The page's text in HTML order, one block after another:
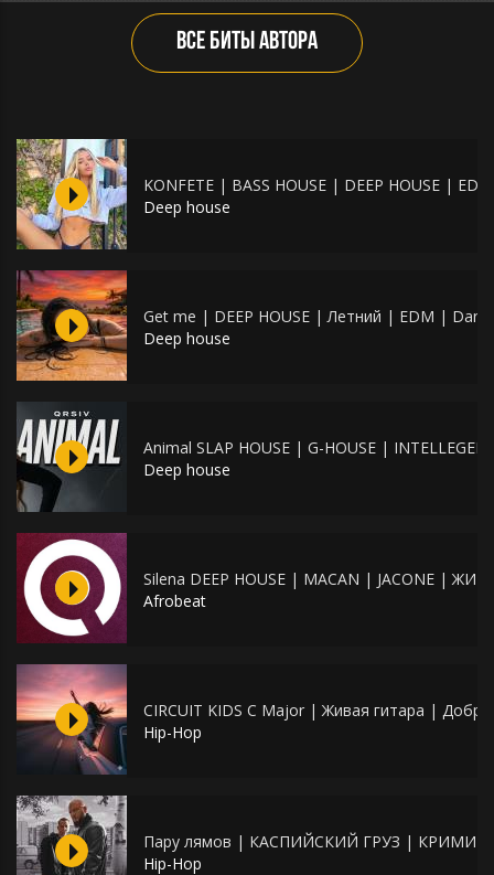
ВСЕ БИТЫ АВТОРА
KONFETE | BASS HOUSE | DEEP HOUSE |
Deep house
Get me | DEEP HOUSE | Летний | EDM |
Deep house
Animal SLAP HOUSE | G-HOUSE |
Deep house
Silena DEEP HOUSE | MACAN | JACONE |
Afrobeat
CIRCUIT KIDS C Major | Живая гитара |
Hip-Hop
Пару лямов | КАСПИЙСКИЙ ГРУЗ |
Hip-Hop